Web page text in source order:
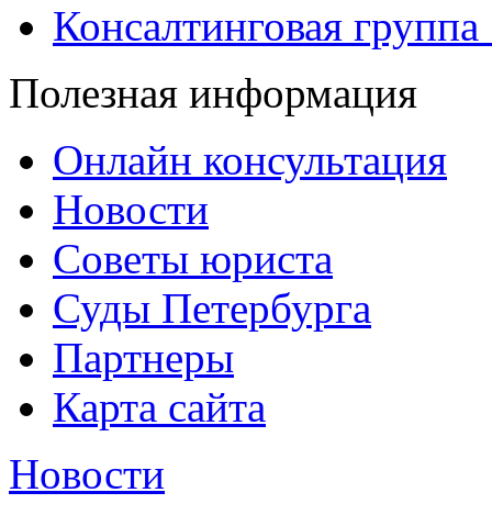
Консалтинговая
Полезная информация
Онлайн консультация
Новости
Советы юриста
Суды Петербурга
Партнеры
Карта сайта
Новости